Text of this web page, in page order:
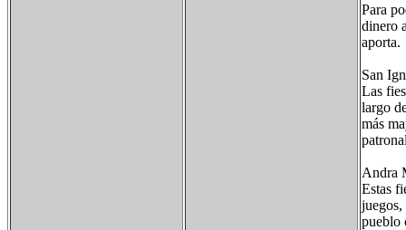
Para
dinero
aporta.
San
Las
largo
más
Andra
Estas
juegos,
pueblo